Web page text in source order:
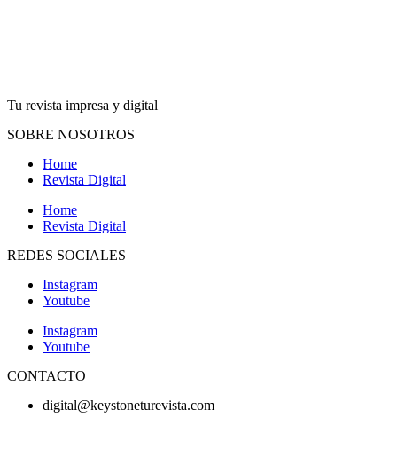
Tu revista impresa y digital
SOBRE NOSOTROS
Home
Revista Digital
Home
Revista Digital
REDES SOCIALES
Instagram
Youtube
Instagram
Youtube
CONTACTO
digital@keystoneturevista.com